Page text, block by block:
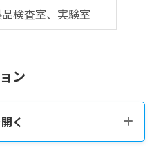
検査室、実験室
ン
く